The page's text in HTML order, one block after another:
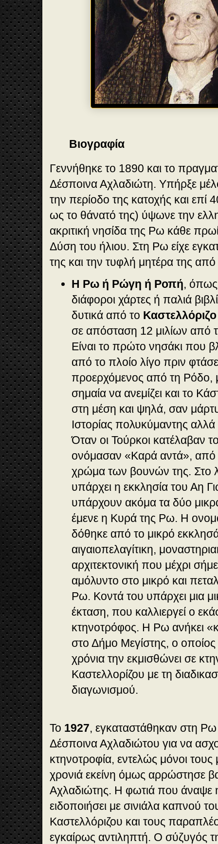
Βιογραφία
Γεννήθηκε το 1890 και το
Δέσποινα Αχλαδιώτη. Υπήρξε
την περίοδο της κατοχής και επί
ως το θάνατό της) ύψωνε την
ακριτική νησίδα της Ρω κάθε
Δύση του ήλιου. Στη Ρω είχε
της και την τυφλή μητέρα της
Η Ρω ή Ρώγη ή Ροπή,
διάφοροι χάρτες ή παλιά
δυτικά από το Καστελλόριζο
σε απόσταση 12 μιλίων από
Είναι το πρώτο νησάκι που
από το πλοίο λίγο πριν
προερχόμενος από τη Ρόδο,
σημαία να ανεμίζει και το
στη μέση και ψηλά, σαν
Ιστορίας πολυκύμαντης αλλά
Όταν οι Τούρκοι κατέλαβαν
ονόμασαν «Καρά αντά»,
χρώμα των βουνών της. Στο
υπάρχει η εκκλησία του Αη
υπάρχουν ακόμα τα δύο
έμενε η Κυρά της Ρω. Η
δόθηκε από το μικρό
αιγαιοπελαγίτικη,
αρχιτεκτονική που μέχρι
αμόλυντο στο μικρό και
Ρω. Κοντά του υπάρχει μια
έκταση, που καλλιεργεί ο
κτηνοτρόφος. Η Pω ανήκει
στο Δήμο Μεγίστης, ο
χρόνια την εκμισθώνει σε
Καστελλορίζου με τη
διαγωνισμού.
Το 1927, εγκαταστάθηκαν στη
Δέσποινα Αχλαδιώτου για να
κτηνοτροφία, εντελώς μόνοι τους
χρονιά εκείνη όμως αρρώστησε
Αχλαδιώτης. Η φωτιά που άναψε
ειδοποιήσει με σινιάλα καπνού
Καστελλόριζου και τους
εγκαίρως αντιληπτή. Ο σύζυγός